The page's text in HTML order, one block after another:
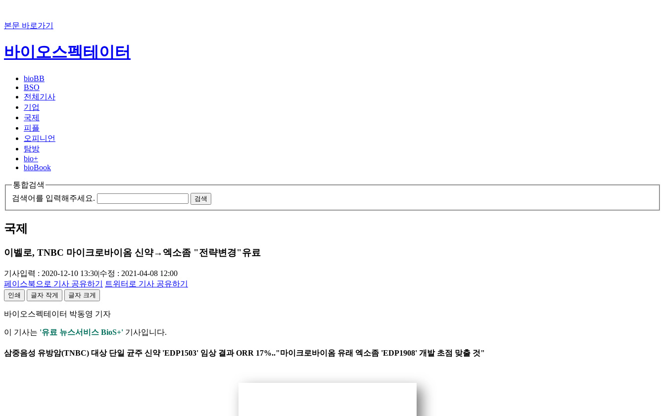
본문 바로가기
바이오스펙테이터
bioBB
BSO
전체기사
기업
국제
피플
오피니언
탐방
bio+
bioBook
통합검색
검색어를 입력해주세요.
검색
국제
이벨로, TNBC 마이크로바이옴 신약→엑소좀 "전략변경"유료
기사입력 : 2020-12-10 13:30|수정 : 2021-04-08 12:00
페이스북으로 기사 공유하기
트위터로 기사 공유하기
인쇄 글자 작게 글자 크게
바이오스펙테이터 박동영 기자
이 기사는 '유료 뉴스서비스 BioS+' 기사입니다.
삼중음성 유방암(TNBC) 대상 단일 균주 신약 'EDP1503' 임상 결과 ORR 17%.."마이크로바이옴 유래 엑소좀 'EDP1908' 개발 초점 맞출 것"